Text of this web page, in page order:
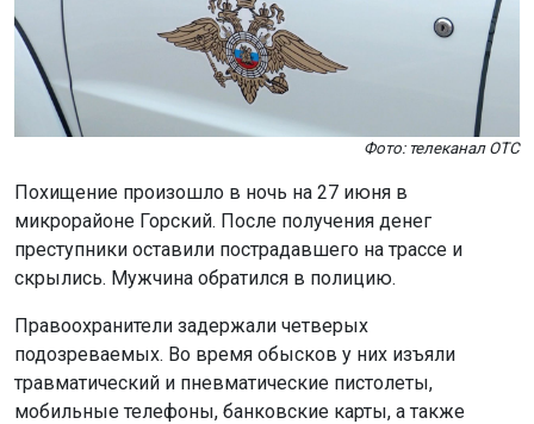
Фото: телеканал ОТС
Похищение произошло в ночь на 27 июня в
микрорайоне Горский. После получения денег
преступники оставили пострадавшего на трассе и
скрылись. Мужчина обратился в полицию.
Правоохранители задержали четверых
подозреваемых. Во время обысков у них изъяли
травматический и пневматические пистолеты,
мобильные телефоны, банковские карты, а также